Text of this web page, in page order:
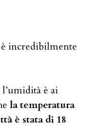
incredibilmente
è ai
la temperatura
è stata di 18